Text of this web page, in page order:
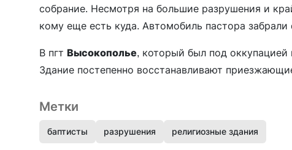
собрание. Несмотря на большие разрушения и
кому еще есть куда. Автомобиль пастора
В пгт Высокополье, который был под
Здание постепенно восстанавливают
Метки
баптисты разрушения религиозные здания